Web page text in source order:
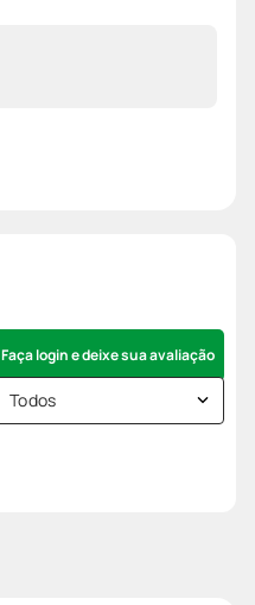
Faça login e deixe sua avaliação
Todos